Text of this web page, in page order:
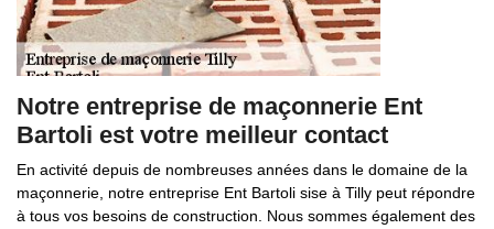
Notre entreprise de maçonnerie Ent
Bartoli est votre meilleur contact
En activité depuis de nombreuses années dans le domaine de la
maçonnerie, notre entreprise Ent Bartoli sise à Tilly peut répondre
à tous vos besoins de construction. Nous sommes également des